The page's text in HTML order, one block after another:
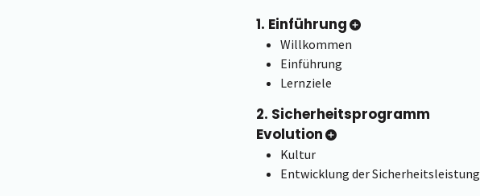
1. Einführung
Willkommen
Einführung
Lernziele
2. Sicherheitsprogramm
Evolution
Kultur
Entwicklung der Sicherheitsleistung